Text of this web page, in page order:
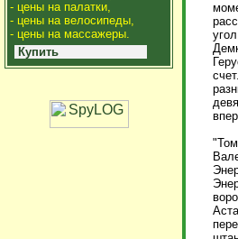
- цены на палатки,
- цены на велосипеды,
- цены на массажеры.
Купить